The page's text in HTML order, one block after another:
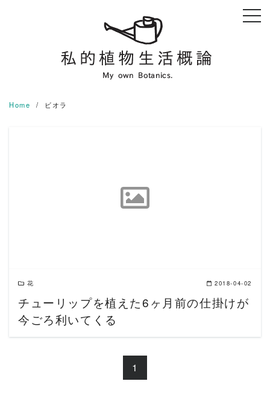
Home ビオラ
READ MORE
花 2018-04-02
チューリップを植えた6ヶ月前の仕掛けが
今ごろ利いてくる
1